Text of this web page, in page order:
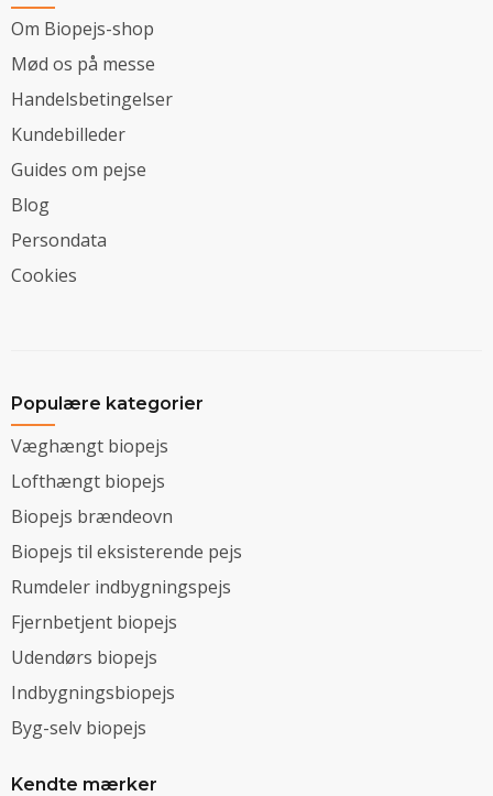
Om Biopejs-shop
Mød os på messe
Handelsbetingelser
Kundebilleder
Guides om pejse
Blog
Persondata
Cookies
Populære kategorier
Væghængt biopejs
Lofthængt biopejs
Biopejs brændeovn
Biopejs til eksisterende pejs
Rumdeler indbygningspejs
Fjernbetjent biopejs
Udendørs biopejs
Indbygningsbiopejs
Byg-selv biopejs
Kendte mærker